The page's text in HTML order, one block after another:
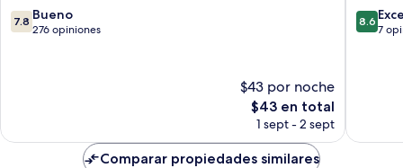
7.8
de
7.8 Bueno
276 opiniones
$43 por noche
El
precio
es
$43 en total
1 sept - 2 sept
8.6
de
8.6
7
Comparar propiedades similares